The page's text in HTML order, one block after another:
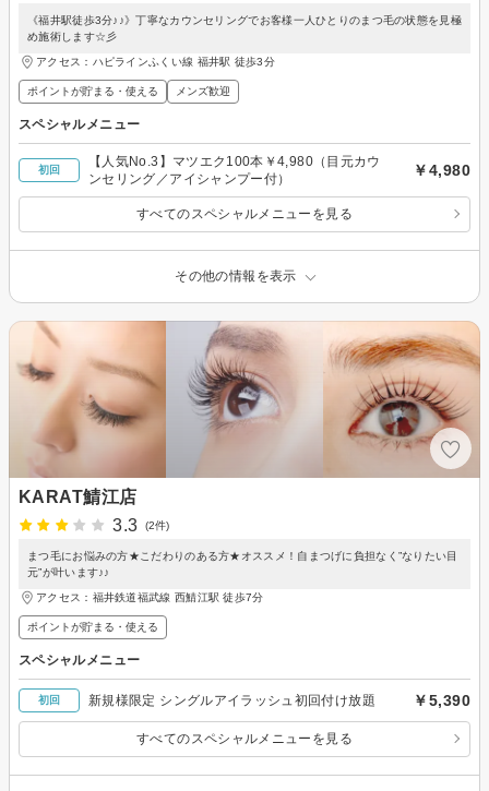
《福井駅徒歩3分♪♪》丁寧なカウンセリングでお客様一人ひとりのまつ毛の状態を見極
め施術します☆彡
アクセス：ハピラインふくい線 福井駅 徒歩3分
ポイントが貯まる・使える メンズ歓迎
スペシャルメニュー
初回
【人気No.3】マツエク100本￥4,980（目元カウ
ンセリング／アイシャンプー付）
￥4,980
すべてのスペシャルメニューを見る
その他の情報を表示
KARAT鯖江店
3.3
(2件)
まつ毛にお悩みの方★こだわりのある方★オススメ！自まつげに負担なく”なりたい目
元”が叶います♪♪
アクセス：福井鉄道福武線 西鯖江駅 徒歩7分
ポイントが貯まる・使える
スペシャルメニュー
初回 新規様限定 シングルアイラッシュ初回付け放題 ￥5,390
すべてのスペシャルメニューを見る